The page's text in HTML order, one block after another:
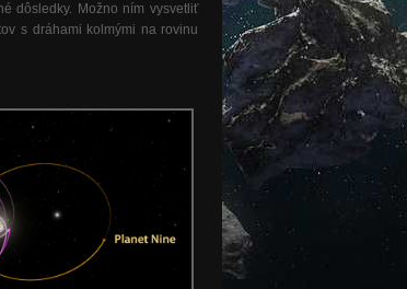
dôsledky. Možno ním vysvetliť
s dráhami kolmými na rovinu